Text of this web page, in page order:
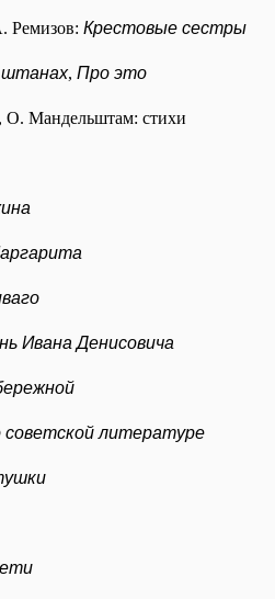
Ремизов: Крестовые сестры
штанах, Про это
О. Мандельштам: стихи
Ивана Денисовича
советской литературе